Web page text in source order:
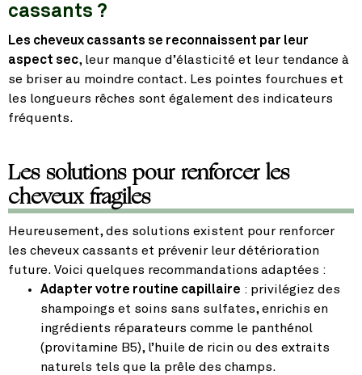
cassants ?
Les cheveux cassants se reconnaissent par leur
aspect sec, leur manque d’élasticité et leur tendance à
se briser au moindre contact. Les pointes fourchues et
les longueurs rêches sont également des indicateurs
fréquents.
Les solutions pour renforcer les
cheveux fragiles
Heureusement, des solutions existent pour renforcer
les cheveux cassants et prévenir leur détérioration
future. Voici quelques recommandations adaptées :
Adapter votre routine capillaire : privilégiez des
shampoings et soins sans sulfates, enrichis en
ingrédients réparateurs comme le panthénol
(provitamine B5), l’huile de ricin ou des extraits
naturels tels que la prêle des champs.